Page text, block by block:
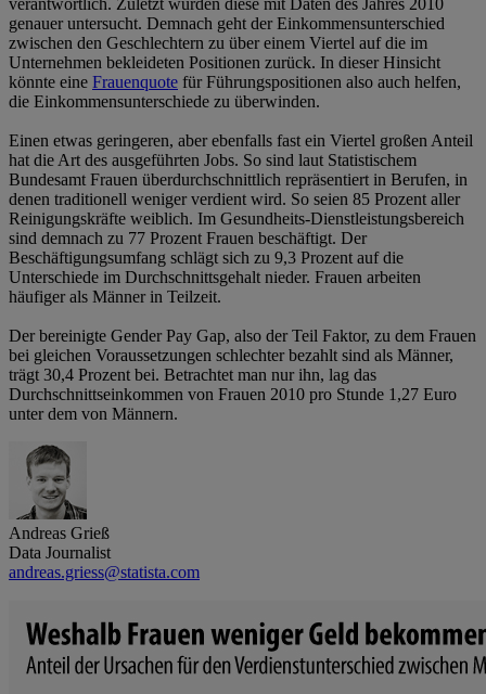
verantwortlich. Zuletzt wurden diese mit Daten des Jahres 2010
genauer untersucht. Demnach geht der Einkommensunterschied
zwischen den Geschlechtern zu über einem Viertel auf die im
Unternehmen bekleideten Positionen zurück. In dieser Hinsicht
könnte eine Frauenquote für Führungspositionen also auch helfen,
die Einkommensunterschiede zu überwinden.
Einen etwas geringeren, aber ebenfalls fast ein Viertel großen Anteil
hat die Art des ausgeführten Jobs. So sind laut Statistischem
Bundesamt Frauen überdurchschnittlich repräsentiert in Berufen, in
denen traditionell weniger verdient wird. So seien 85 Prozent aller
Reinigungskräfte weiblich. Im Gesundheits-Dienstleistungsbereich
sind demnach zu 77 Prozent Frauen beschäftigt. Der
Beschäftigungsumfang schlägt sich zu 9,3 Prozent auf die
Unterschiede im Durchschnittsgehalt nieder. Frauen arbeiten
häufiger als Männer in Teilzeit.
Der bereinigte Gender Pay Gap, also der Teil Faktor, zu dem Frauen
bei gleichen Voraussetzungen schlechter bezahlt sind als Männer,
trägt 30,4 Prozent bei. Betrachtet man nur ihn, lag das
Durchschnittseinkommen von Frauen 2010 pro Stunde 1,27 Euro
unter dem von Männern.
Andreas Grieß
Data Journalist
andreas.griess@statista.com